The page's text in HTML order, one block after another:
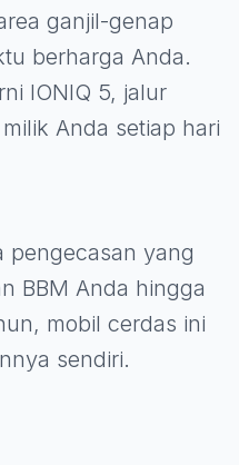
ganjil-genap
berharga Anda.
IONIQ 5, jalur
Anda setiap hari
pengecasan yang
BBM Anda hingga
mobil cerdas ini
sendiri.